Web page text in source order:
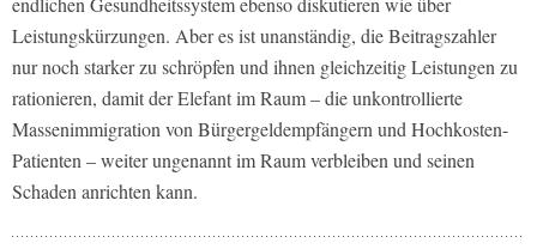
Leistungskürzungen. Aber es ist unanständig, die Beitragszahler
nur noch starker zu schröpfen und ihnen gleichzeitig Leistungen zu
rationieren, damit der Elefant im Raum – die unkontrollierte
Massenimmigration von Bürgergeldempfängern und Hochkosten-
Patienten – weiter ungenannt im Raum verbleiben und seinen
Schaden anrichten kann.